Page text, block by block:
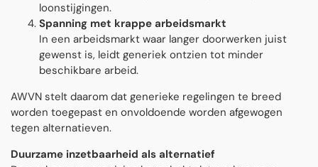
loonstijgingen.
Spanning met krappe arbeidsmarkt
In een arbeidsmarkt waar langer doorwerken juist
gewenst is, leidt generiek ontzien tot minder
beschikbare arbeid.
AWVN stelt daarom dat generieke regelingen te breed
worden toegepast en onvoldoende worden afgewogen
tegen alternatieven.
Duurzame inzetbaarheid als alternatief